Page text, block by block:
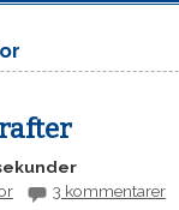
3 kommentarer